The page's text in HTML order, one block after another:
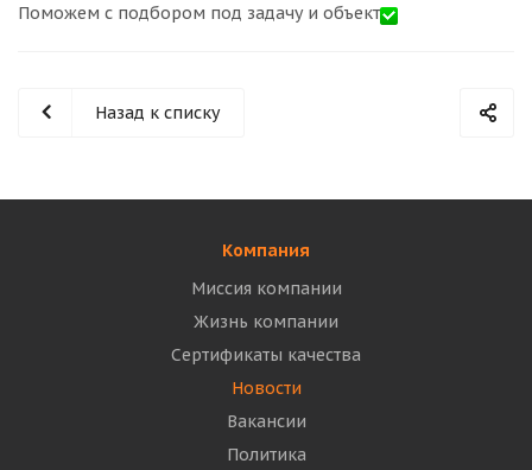
Поможем с подбором под задачу и объект
Назад к списку
Компания
Миссия компании
Жизнь компании
Сертификаты качества
Новости
Вакансии
Политика